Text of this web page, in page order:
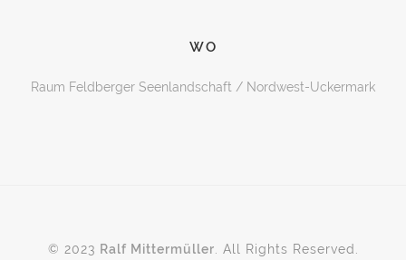
WO
Raum Feldberger Seenlandschaft / Nordwest-Uckermark
© 2023 Ralf Mittermüller. All Rights Reserved.